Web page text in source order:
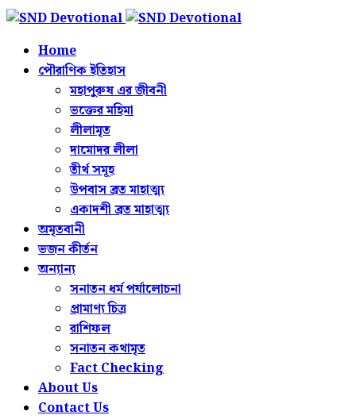
Home
পৌরাণিক ইতিহাস
মহাপুরুষ এর জীবনী
ভক্তের মহিমা
লীলামৃত
দামোদর লীলা
তীর্থ সমূহ
উপবাস ব্রত মাহাত্ম্য
একাদশী ব্রত মাহাত্ম্য
অমৃতবানী
ভজন কীর্তন
অন্যান্য
সনাতন ধর্ম পর্যালোচনা
প্রামাণ্য চিত্র
রাশিফল
সনাতন কথামৃত
Fact Checking
About Us
Contact Us